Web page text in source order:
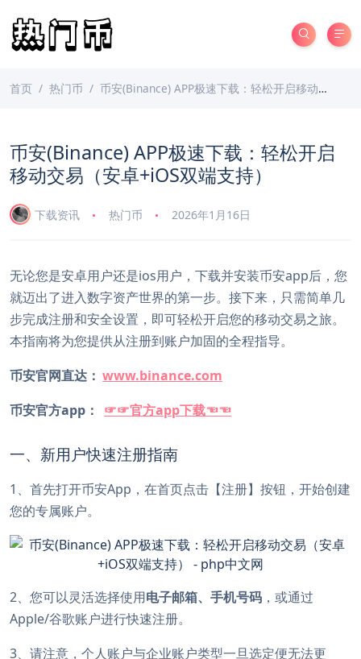
首页 热门币 币安(Binance) APP极速下载：轻松开启移动交易（安卓+iOS双端支持）
币安(Binance) APP极速下载：轻松开启
移动交易（安卓+iOS双端支持）
下载资讯 热门币 2026年1月16日
无论您是安卓用户还是ios用户，下载并安装币安app后，您
就迈出了进入数字资产世界的第一步。接下来，只需简单几
步完成注册和安全设置，即可轻松开启您的移动交易之旅。
本指南将为您提供从注册到账户加固的全程指导。
币安官网直达： www.binance.com
币安官方app：
☞☞官方app下载☜☜
一、新用户快速注册指南
1、首先打开币安App，在首页点击【注册】按钮，开始创建
您的专属账户。
2、您可以灵活选择使用电子邮箱、手机号码 ，或通过
Apple/谷歌账户进行快速注册。
3、请注意，个人账户与企业账户类型一旦选定便无法更